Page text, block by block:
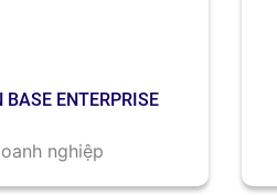
BASE ENTERPRISE
nghiệp